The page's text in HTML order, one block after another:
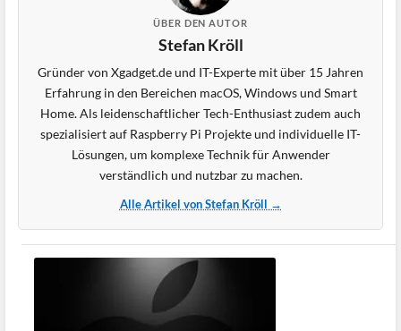
ÜBER DEN AUTOR
Stefan Kröll
Gründer von Xgadget.de und IT-Experte mit über 15 Jahren
Erfahrung in den Bereichen macOS, Windows und Smart
Home. Als leidenschaftlicher Tech-Enthusiast zudem auch
spezialisiert auf Raspberry Pi Projekte und individuelle IT-
Lösungen, um komplexe Technik für Anwender
verständlich und nutzbar zu machen.
Alle Artikel von Stefan Kröll →